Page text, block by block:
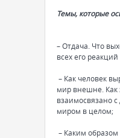
Темы, которые
– Отдача. Что
всех его
– Как человек
мир внешне. Как
взаимосвязано
миром в целом;
– Каким